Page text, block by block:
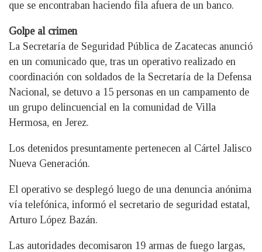
que se encontraban haciendo fila afuera de un banco.
Golpe al crimen
La Secretaría de Seguridad Pública de Zacatecas anunció
en un comunicado que, tras un operativo realizado en
coordinación con soldados de la Secretaría de la Defensa
Nacional, se detuvo a 15 personas en un campamento de
un grupo delincuencial en la comunidad de Villa
Hermosa, en Jerez.
Los detenidos presuntamente pertenecen al Cártel Jalisco
Nueva Generación.
El operativo se desplegó luego de una denuncia anónima
vía telefónica, informó el secretario de seguridad estatal,
Arturo López Bazán.
Las autoridades decomisaron 19 armas de fuego largas,